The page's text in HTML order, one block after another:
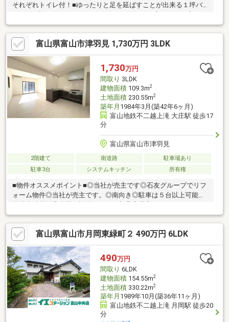
それぞれトイレ付！■ゆったりと足を延ばすことが出来る１坪バ
当たり良好で家庭菜園にも！■シロアリ防蟻工事施工後５年間の
保証付き！■サンルーム付き！■水廻り設備新品交換済み！■5ＬＤ
Ｋ、駐車スペース３台分！■屋根はガルバリウム鋼板のカバー工
事済でお手入れいらず！詳細はお問い合わせください！！
富山県富山市津羽見 1,730万円 3LDK
1,730万円
間取り 3LDK
建物面積109.3m2
土地面積230.55m2
築年月 1984年3月(築42年6ヶ月)
富山地鉄不二越上滝 大庄駅 徒歩17
分
富山県富山市津羽見
2階建て 南道路
駐車場あり
駐車3台
システムキッチン 所有権
■物件オススメポイント■◎当社が売主です◎石友グループでリフ
ォーム物件◎当社が売主です。◎南向き◎駐車は５台以上可能◎
団地内融雪付◎水周り設備はすべて新品◎居室はすべてインナー
サッシか二重サッシ◎屋根・外壁もリフォーム済◎シロアリ防除
工事済お気軽にお問い合わせください
富山県富山市月岡東緑町２ 490万円 6LDK
490万円
間取り 6LDK
建物面積154.55m2
土地面積330.22m2
築年月 1989年10月(築36年11ヶ月)
富山地鉄不二越上滝 月岡駅 徒歩20
分